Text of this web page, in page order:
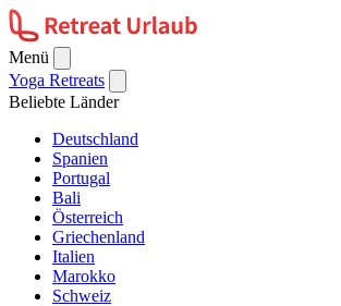
Menü
Yoga Retreats
Beliebte Länder
Deutschland
Spanien
Portugal
Bali
Österreich
Griechenland
Italien
Marokko
Schweiz